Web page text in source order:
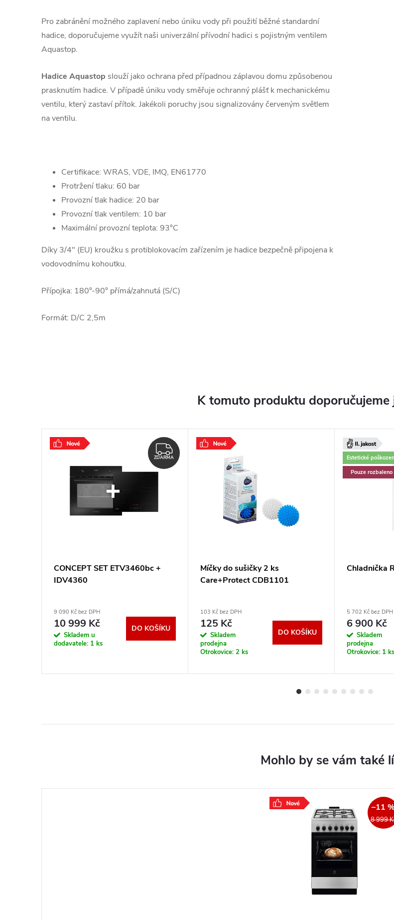
Pro zabránění možného zaplavení nebo úniku vody při použití běžné standardní
hadice, doporučujeme využít naši univerzální přívodní hadici s pojistným ventilem
Aquastop.
Hadice Aquastop slouží jako ochrana před případnou záplavou domu způsobenou
prasknutím hadice. V případě úniku vody směřuje ochranný plášť k mechanickému
ventilu, který zastaví přítok. Jakékoli poruchy jsou signalizovány červeným světlem
na ventilu.
Certifikace: WRAS, VDE, IMQ, EN61770
Protržení tlaku: 60 bar
Provozní tlak hadice: 20 bar
Provozní tlak ventilem: 10 bar
Maximální provozní teplota: 93°C
Díky 3/4" (EU) kroužku s protiblokovacím zařízením je hadice bezpečně připojena k
vodovodnímu kohoutku.
Přípojka: 180°-90° přímá/zahnutá (S/C)
Formát: D/C 2,5m
K tomuto produktu
ZDARMA
ZDARMA
CONCEPT SET ETV3460bc +
IDV4360
9 090 Kč bez DPH
10 999 Kč
Skladem u
dodavatele: 1 ks
DO KOŠÍKU
Míčky do sušičky 2 ks
Care+Protect CDB1101
103 Kč bez DPH
125 Kč
Skladem
prodejna
Otrokovice: 2 ks
DO KOŠÍKU
Estetické
Pouze rozbaleno
Chladnička
5 702 Kč bez DPH
6 900 Kč
Skladem
prodejna
Otrokovice: 1 ks
8 999
–11